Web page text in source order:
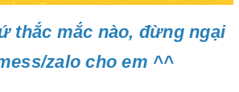
thắc mắc nào, đừng ngại
zalo cho em ^^